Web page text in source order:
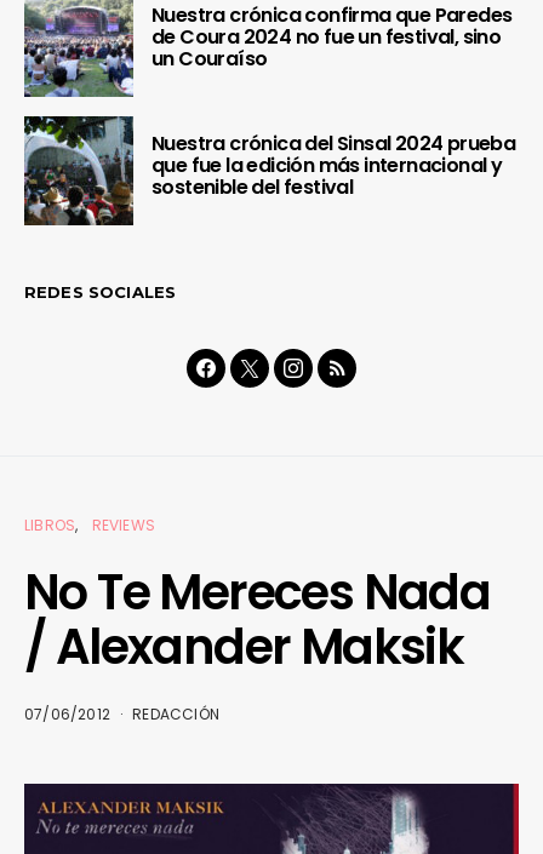
Nuestra crónica confirma que Paredes
de Coura 2024 no fue un festival, sino
un Couraíso
Nuestra crónica del Sinsal 2024 prueba
que fue la edición más internacional y
sostenible del festival
REDES SOCIALES
LIBROS REVIEWS
No Te Mereces Nada
/ Alexander Maksik
07/06/2012 REDACCIÓN